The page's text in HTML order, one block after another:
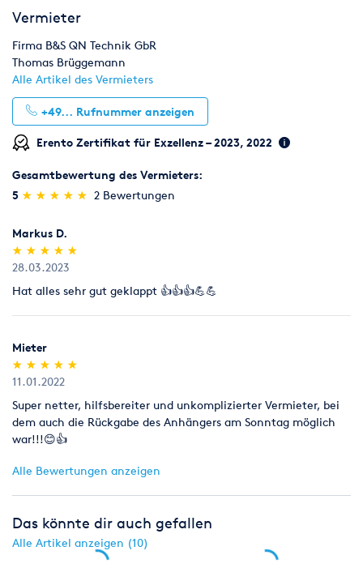
Vermieter
Firma B&S QN Technik GbR
Thomas Brüggemann
Alle Artikel des Vermieters
+49... Rufnummer anzeigen
Erento Zertifikat für Exzellenz – 2023, 2022
Gesamtbewertung des Vermieters:
5 (*)
★
★
(*) ★
★
(*) ★
★
(*) ★
★
(*) ★
★ 2 Bewertungen
Markus D.
(*)
★
★
(*) ★
★
(*) ★
★
(*) ★
★
(*) ★
★
28.03.2023
Hat alles sehr gut geklappt 👍👍👍💪💪
Mieter
(*)
★
★
(*) ★
★
(*) ★
★
(*) ★
★
(*) ★
★
11.01.2022
Super netter, hilfsbereiter und unkomplizierter Vermieter, bei
dem auch die Rückgabe des Anhängers am Sonntag möglich
war!!!😊👍
Alle Bewertungen anzeigen
Das könnte dir auch gefallen
Alle Artikel anzeigen (10)